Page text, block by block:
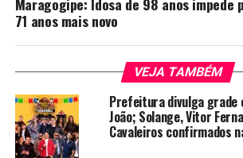
71 anos mais novo
VEJA TAMBÉM
Prefeitura divulga grade
João; Solange, Vitor
Cavaleiros confirmados